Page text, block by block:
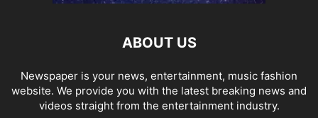
ABOUT US
Newspaper is your news, entertainment, music fashion
website. We provide you with the latest breaking news and
videos straight from the entertainment industry.